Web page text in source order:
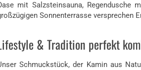
mit Salzsteinsauna, Regendusche
Sonnenterrasse versprechen
& Tradition perfekt
Schmuckstück, der Kamin aus